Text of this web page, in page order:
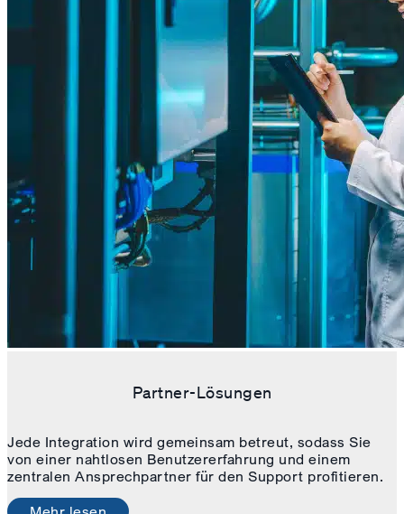
Partner-Lösungen
Jede Integration wird gemeinsam betreut, sodass Sie
von einer nahtlosen Benutzererfahrung und einem
zentralen Ansprechpartner für den Support profitieren.